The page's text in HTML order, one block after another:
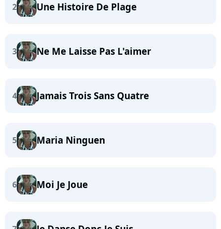
2 Une Histoire De Plage
3 Ne Me Laisse Pas L'aimer
4 Jamais Trois Sans Quatre
5 Maria Ninguen
6 Moi Je Joue